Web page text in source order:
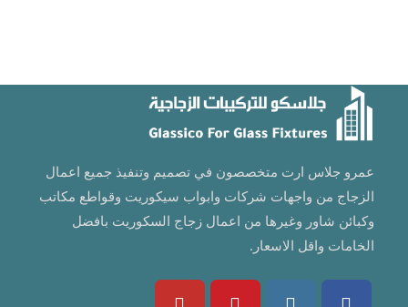
عمرو جلاس ارت متخصصون في تصميم وتنفيذ جميع اعمال
الزجاج من واجهات شركات وابواب سيكوريت وقواطع مكاتب
وكبائن شاور وغيرها من اعمال زجاج السكوريت بافضل
الخامات واقل الاسعار.